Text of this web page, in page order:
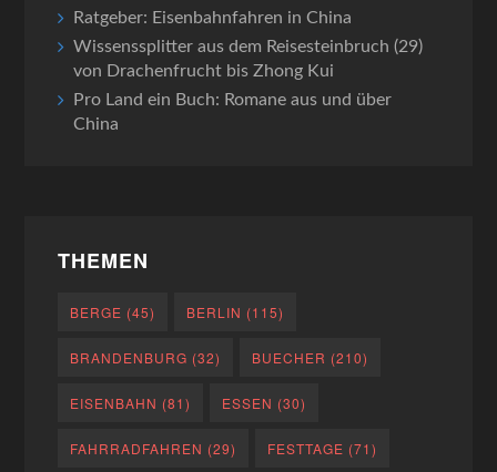
Ratgeber: Eisenbahnfahren in China
Wissenssplitter aus dem Reisesteinbruch (29)
von Drachenfrucht bis Zhong Kui
Pro Land ein Buch: Romane aus und über
China
THEMEN
BERGE (45) BERLIN (115)
BRANDENBURG (32) BUECHER (210)
EISENBAHN (81) ESSEN (30)
FAHRRADFAHREN (29) FESTTAGE (71)